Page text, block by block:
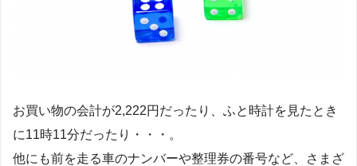
お買い物の会計が2,222円だったり、ふと時計を見たとき
に11時11分だったり・・・。
他にも前を走る車のナンバーや整理券の番号など、さまざ